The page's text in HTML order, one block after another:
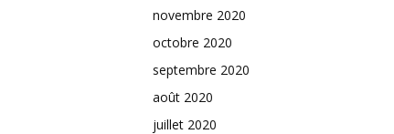
novembre 2020
octobre 2020
septembre 2020
août 2020
juillet 2020